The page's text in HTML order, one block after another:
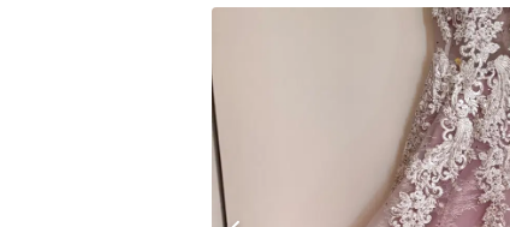
تصویر 1 از 9